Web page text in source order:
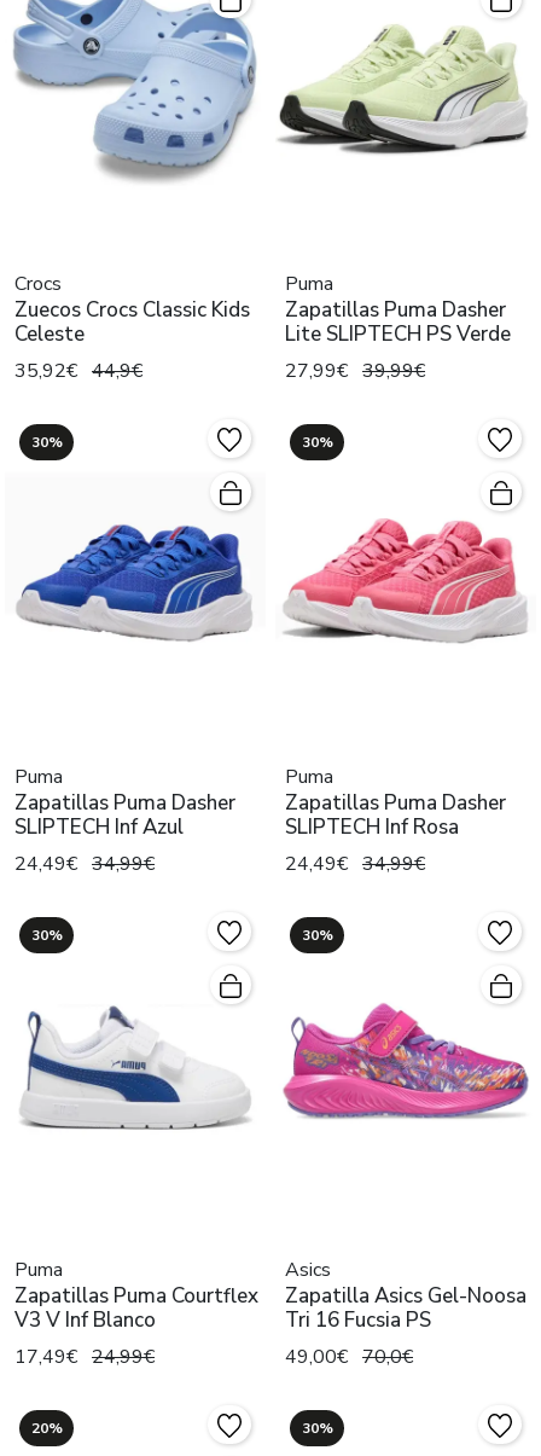
Crocs
Zuecos Crocs Classic Kids
Celeste
35,92€ 44,9€
Puma
Zapatillas Puma Dasher
Lite SLIPTECH PS Verde
27,99€ 39,99€
30%
Puma
Zapatillas Puma Dasher
SLIPTECH Inf Azul
24,49€ 34,99€
30%
Puma
Zapatillas Puma Dasher
SLIPTECH Inf Rosa
24,49€ 34,99€
30%
Puma
Zapatillas Puma Courtflex
V3 V Inf Blanco
17,49€ 24,99€
30%
Asics
Zapatilla Asics Gel-Noosa
Tri 16 Fucsia PS
49,00€ 70,0€
20% 30%